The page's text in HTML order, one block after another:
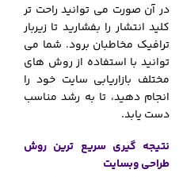
در آن صورت می توانید راحت تر
کلید انتشار را بفشارید تا زیربار
ترافیک مخاطبان برود. شما می
توانید با استفاده از روش های
مختلف بازاریابی سایت خود را
انجام دهید، تا به رشد مناسب
دست یابد.
نتیجه گیری سریع ترین روش
طراحی وبسایت